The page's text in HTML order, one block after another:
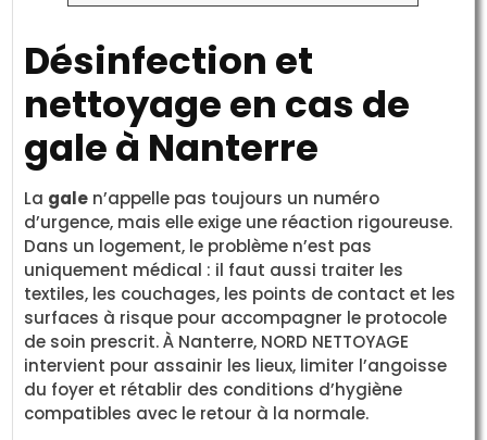
Désinfection et
nettoyage en cas de
gale à Nanterre
La gale n’appelle pas toujours un numéro
d’urgence, mais elle exige une réaction rigoureuse.
Dans un logement, le problème n’est pas
uniquement médical : il faut aussi traiter les
textiles, les couchages, les points de contact et les
surfaces à risque pour accompagner le protocole
de soin prescrit. À Nanterre, NORD NETTOYAGE
intervient pour assainir les lieux, limiter l’angoisse
du foyer et rétablir des conditions d’hygiène
compatibles avec le retour à la normale.